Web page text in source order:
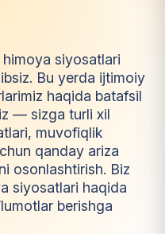
siyosatlari
Bu yerda ijtimoiy
haqida batafsil
— sizga turli xil
muvofiqlik
qanday ariza
osonlashtirish. Biz
siyosatlari haqida
berishga